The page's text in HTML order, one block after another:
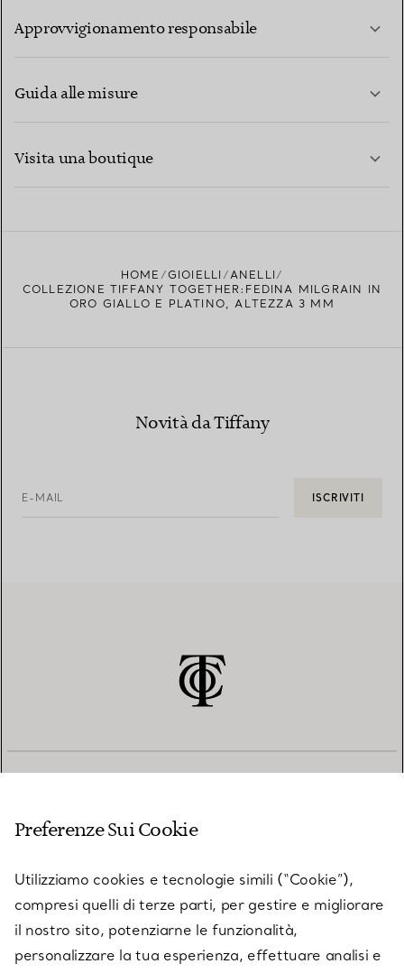
Approvvigionamento responsabile
Guida alle misure
Visita una boutique
HOME GIOIELLI
ANELLI
COLLEZIONE TIFFANY TOGETHER:FEDINA MILGRAIN IN
ORO GIALLO E PLATINO, ALTEZZA 3 MM
Novità da Tiffany
E-MAIL ISCRIVITI
SU TIFFANY & CO.
Preferenze Sui Cookie
Utilizziamo cookies e tecnologie simili (“Cookie”),
compresi quelli di terze parti, per gestire e migliorare
il nostro sito, potenziarne le funzionalità,
personalizzare la tua esperienza, effettuare analisi e